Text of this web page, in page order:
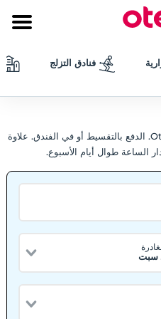
فنادق التزلج
حجز فندق Istanbul Sultans في Otelz. الدفع بالتقسيط أو في الفندق. علاوة
الساعة طوال أيام الأسبوع.